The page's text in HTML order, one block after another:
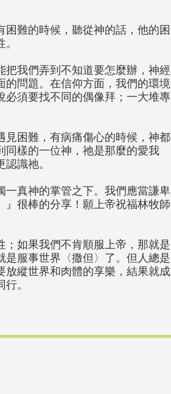
難的時候，聽從神的話，他的困
我們弄到不知道要怎麼辦，神經
問題。在信仰方面，我們的環境
必須要找不同的偶像拜；一大堆專
困難，有病痛傷心的時候，神都
同樣的一位神，祂是那麼的愛我
識祂。
真神的掌管之下。我們應當謙卑
很棒的分享！願上帝祝福林牧師
；如果我們不肯順服上帝，那就是
是服事世界〈撒但〉了。但人總是
縱世界和肉體的享樂，結果就成
。